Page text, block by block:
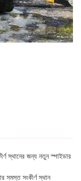
স্থানের জন্য নতুন স্পাইডার
সংকীর্ণ স্থান